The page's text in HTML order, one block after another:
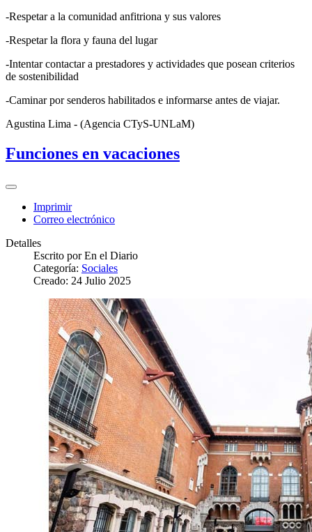
-Respetar a la comunidad anfitriona y sus valores
-Respetar la flora y fauna del lugar
-Intentar contactar a prestadores y actividades que posean criterios
de sostenibilidad
-Caminar por senderos habilitados e informarse antes de viajar.
Agustina Lima - (Agencia CTyS-UNLaM)
Funciones en vacaciones
Imprimir
Correo electrónico
Detalles
Escrito porEn el Diario
Categoría: Sociales
Creado: 24 Julio 2025